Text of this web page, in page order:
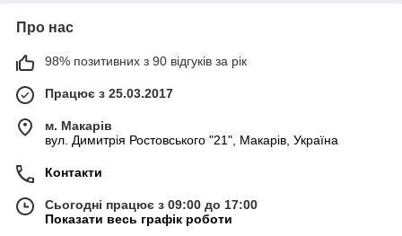
Про нас
98% позитивних з 90 відгуків за рік
Працює з 25.03.2017
м. Макарів
вул. Димитрія Ростовського "21", Макарів, Україна
Контакти
Сьогодні працює з 09:00 до 17:00
Показати весь графік роботи